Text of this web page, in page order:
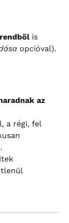
is
opcióval).
az
a régi, fel